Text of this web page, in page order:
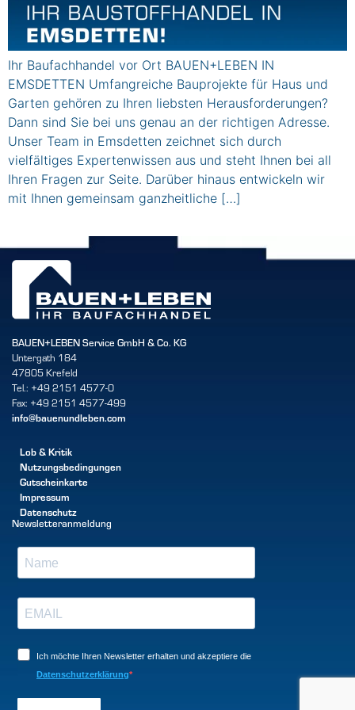
Ihr Baufachhandel vor Ort BAUEN+LEBEN IN
EMSDETTEN Umfangreiche Bauprojekte für Haus und
Garten gehören zu Ihren liebsten Herausforderungen?
Dann sind Sie bei uns genau an der richtigen Adresse.
Unser Team in Emsdetten zeichnet sich durch
vielfältiges Expertenwissen aus und steht Ihnen bei all
Ihren Fragen zur Seite. Darüber hinaus entwickeln wir
mit Ihnen gemeinsam ganzheitliche […]
BAUEN+LEBEN Service GmbH & Co. KG
Untergath 184
47805 Krefeld
Tel.: +49 2151 4577-0
Fax: +49 2151 4577-499
info@bauenundleben.com
Lob & Kritik
Nutzungsbedingungen
Gutscheinkarte
Impressum
Datenschutz
Newsletteranmeldung
Ich möchte Ihren Newsletter erhalten und akzeptiere die
Datenschutzerklärung